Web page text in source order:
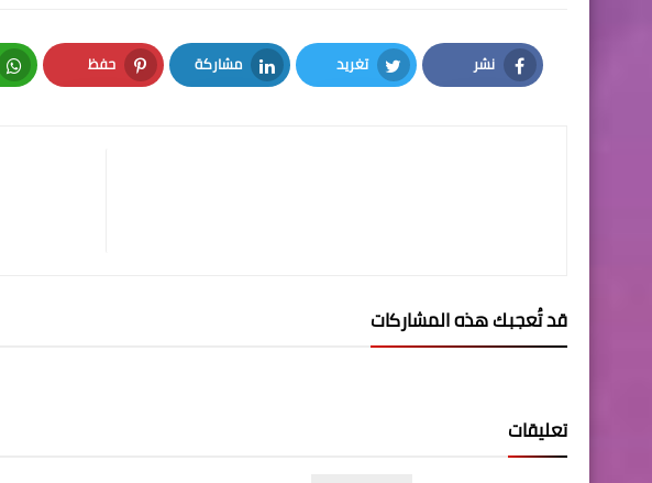
نشر
Facebook
تغريد
Twitter
مشاركة
LinkedIn
حفظ
Pinterest
قد تُعجبك هذه المشاركات
تعليقات